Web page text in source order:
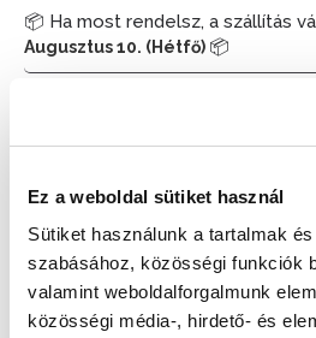
Ez a weboldal sütiket használ
Sütiket használunk a tartalmak
szabásához, közösségi funkciók
valamint weboldalforgalmunk
közösségi média-, hirdető- és
📦 Ha most rendelsz, a szállítás
Augusztus 10. (Hétfő) 📦
189 000 Ft
Az elmúlt 30 nap legjobb